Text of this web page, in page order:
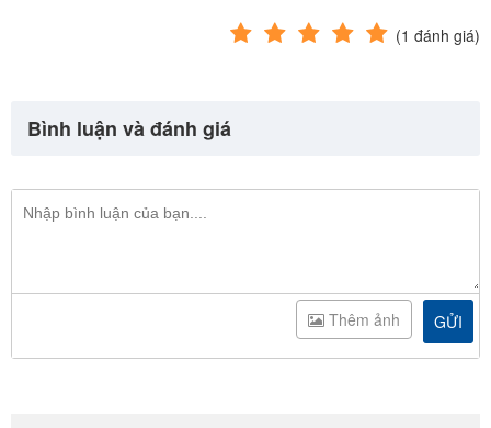
(1 đánh giá)
Bình luận và đánh giá
GỬI
Thêm ảnh